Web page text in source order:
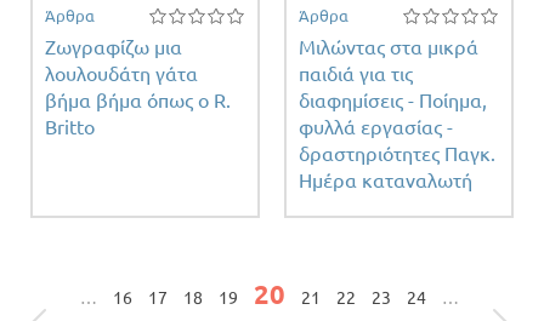
Άρθρα
Ζωγραφίζω μια
λουλουδάτη γάτα
βήμα βήμα όπως ο R.
Britto
Άρθρα
Μιλώντας στα μικρά
παιδιά για τις
διαφημίσεις - Ποίημα,
φυλλά εργασίας -
δραστηριότητες Παγκ.
Ημέρα καταναλωτή
Σελίδες
… 16 17 18 19 20 21 22 23 24 …